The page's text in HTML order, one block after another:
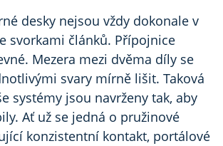
desky nejsou vždy dokonale v
svorkami článků. Přípojnice
Mezera mezi dvěma díly se
svary mírně lišit. Taková
systémy jsou navrženy tak, aby
Ať už se jedná o pružinové
konzistentní kontakt, portálové